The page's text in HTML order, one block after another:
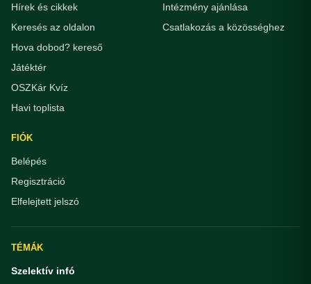
Hírek és cikkek
Keresés az oldalon
Hova dobod? kereső
Játéktér
OSZKár Kvíz
Havi toplista
Intézmény ajánlása
Csatlakozás a közösséghez
FIÓK
Belépés
Regisztráció
Elfelejtett jelszó
TÉMÁK
Szelektív infó